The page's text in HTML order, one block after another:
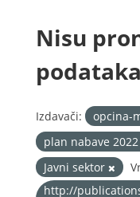
Nisu
podataka
Izdavači: opcina-
plan nabave 2022
Javni sektor
http://